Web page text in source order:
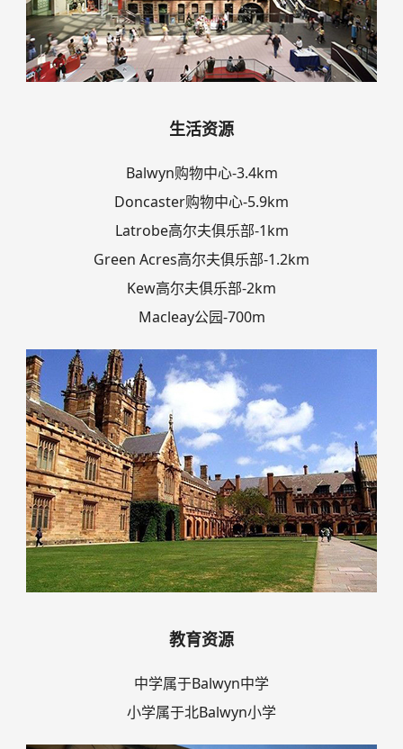
生活资源
Balwyn购物中心-3.4km
Doncaster购物中心-5.9km
Latrobe高尔夫俱乐部-1km
Green Acres高尔夫俱乐部-1.2km
Kew高尔夫俱乐部-2km
Macleay公园-700m
教育资源
中学属于Balwyn中学
小学属于北Balwyn小学